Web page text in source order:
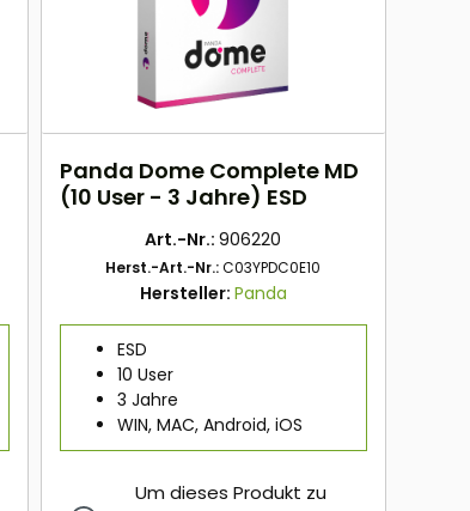
Panda Dome Complete MD
(10 User - 3 Jahre) ESD
Art.-Nr.:906220
Herst.-Art.-Nr.:C03YPDC0E10
Hersteller: Panda
ESD
10 User
3 Jahre
WIN, MAC, Android, iOS
Um dieses Produkt zu